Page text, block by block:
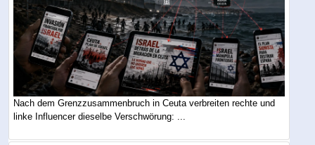
Nach dem Grenzzusammenbruch in Ceuta verbreiten rechte und
linke Influencer dieselbe Verschwörung: ...